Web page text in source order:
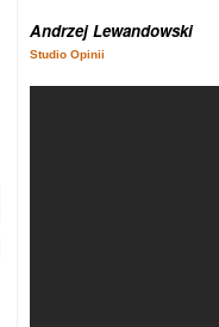
Andrzej Lewandowski
Studio Opinii